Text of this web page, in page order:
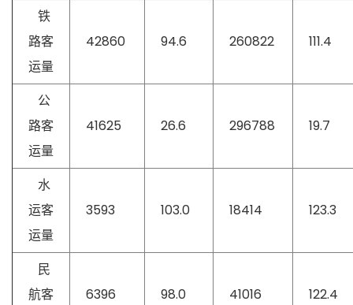
铁
路客
运量
42860 94.6 260822 111.4
公
路客
运量
41625 26.6 296788 19.7
水
运客
运量
3593 103.0 18414 123.3
民
航客
6396 98.0 41016 122.4